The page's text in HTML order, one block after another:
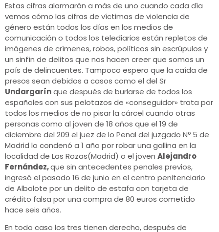
Estas cifras alarmarán a más de uno cuando cada día
vemos cómo las cifras de víctimas de violencia de
género están todos los días en los medios de
comunicación o todos los telediarios están repletos de
imágenes de crímenes, robos, políticos sin escrúpulos y
un sinfín de delitos que nos hacen creer que somos un
país de delincuentes. Tampoco espero que la caída de
presos sean debidos a casos como el del Sr
Undargarínque después de burlarse de todos los
españoles con sus pelotazos de «conseguidor» trata por
todos los medios de no pisar la cárcel cuando otras
personas como al joven de 18 años que el 19 de
diciembre del 209 el juez de lo Penal del juzgado Nº 5 de
Madrid lo condenó a 1 año por robar una gallina en la
localidad de Las Rozas(Madrid) o el joven Alejandro
Fernández,que sin antecedentes penales previos,
ingresó el pasado 16 de junio en el centro penitenciario
de Albolote por un delito de estafa con tarjeta de
crédito falsa por una compra de 80 euros cometido
hace seis años.
En todo caso los tres tienen derecho, después de